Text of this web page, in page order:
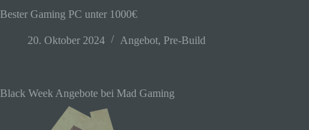
Bester Gaming PC unter 1000€
20. Oktober 2024 Angebot, Pre-Build
Black Week Angebote bei Mad Gaming